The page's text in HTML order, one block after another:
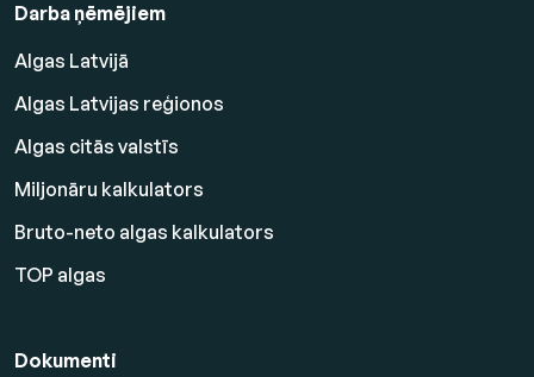
Darba ņēmējiem
Algas Latvijā
Algas Latvijas reģionos
Algas citās valstīs
Miljonāru kalkulators
Bruto-neto algas kalkulators
TOP algas
Dokumenti